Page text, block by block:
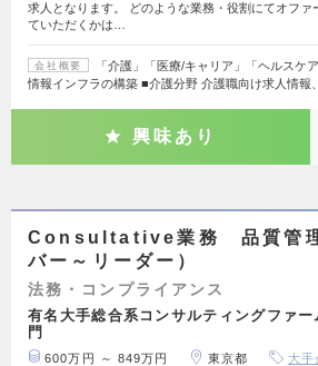
求人となります。 どのような業務・役割にてオファ
ていただくかは…
会社概要
「介護」「医療/キャリア」「ヘルスケ
情報インフラの構築 ■介護分野 介護職向け求人情報
興味あり
Consultative業務 品質管理
バー～リーダー）
法務・コンプライアンス
有名大手総合系コンサルティングファ
門
600万円 ～ 849万円 東京都 大手